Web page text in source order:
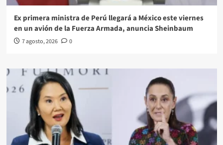
Ex primera ministra de Perú llegará a México este viernes
en un avión de la Fuerza Armada, anuncia Sheinbaum
7 agosto, 2026 0